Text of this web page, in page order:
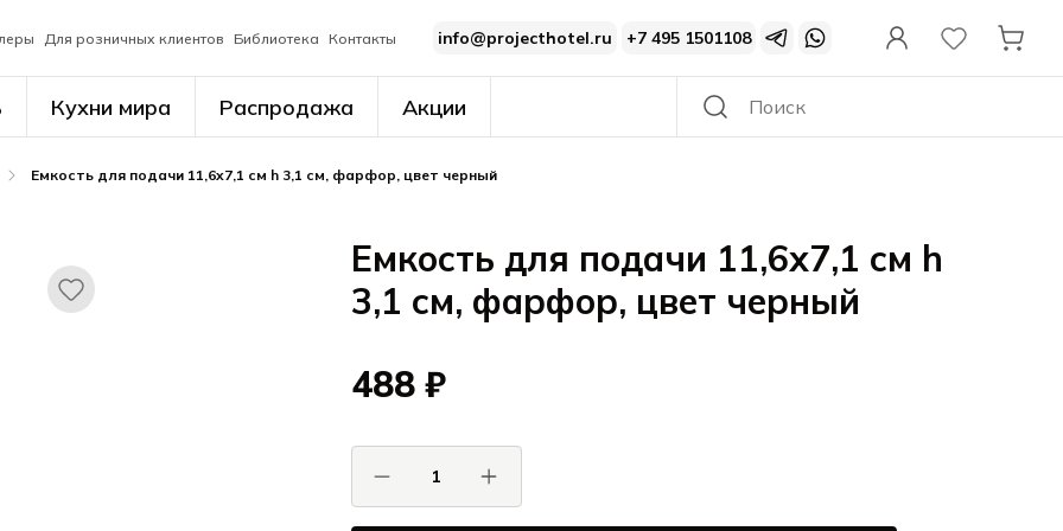
Для розничных клиентов Библиотека Контакты info@projecthotel.ru +7 495 1501108
Кухни мира Распродажа Акции
Емкость для подачи 11,6x7,1 см h 3,1 см, фарфор, цвет черный
Емкость для подачи 11,6x7,1 см h
3,1 см, фарфор, цвет черный
488 ₽